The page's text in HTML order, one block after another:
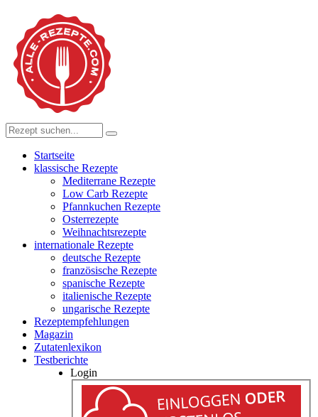
Startseite
klassische Rezepte
Mediterrane Rezepte
Low Carb Rezepte
Pfannkuchen Rezepte
Osterrezepte
Weihnachtsrezepte
internationale Rezepte
deutsche Rezepte
französische Rezepte
spanische Rezepte
italienische Rezepte
ungarische Rezepte
Rezeptempfehlungen
Magazin
Zutatenlexikon
Testberichte
Login